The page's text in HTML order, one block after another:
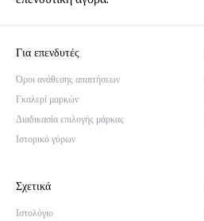
Για επενδυτές
Όροι ανάθεσης απαιτήσεων
Γκαλερί μαρκών
Διαδικασία επιλογής μάρκας
Ιστορικό γύρων
Σχετικά
Ιστολόγιο